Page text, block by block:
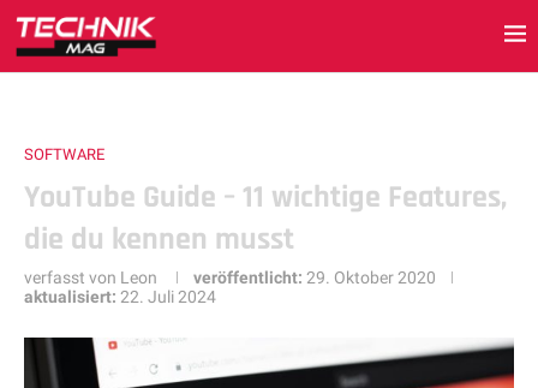
SOFTWARE
YouTube Guide – 11 wichtige Features,
die du kennen musst
verfasst von Leon veröffentlicht: 29. Oktober 2020
aktualisiert: 22. Juli 2024